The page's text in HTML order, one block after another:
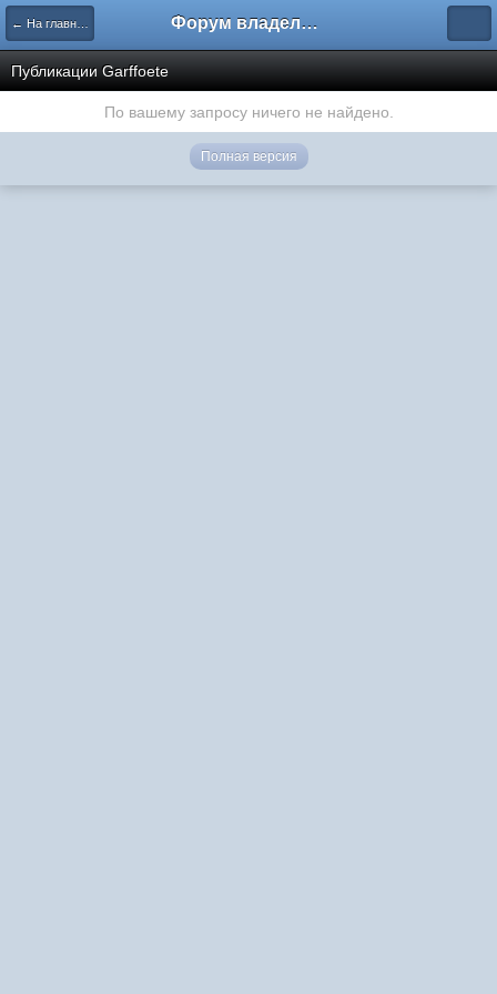
← На главную Форум владельцев интернет-магазинов
Публикации Garffoete
По вашему запросу ничего не найдено.
Полная версия